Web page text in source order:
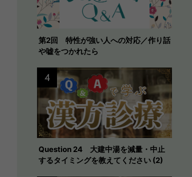
第2回 特性が強い人への対応／作り話
や嘘をつかれたら
Question 24 大建中湯を減量・中止
するタイミングを教えてください (2)
4